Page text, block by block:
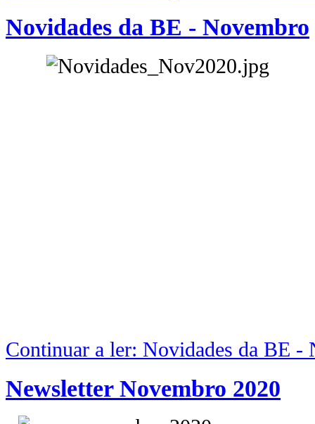
Novidades da BE - Novembro
Continuar a ler: Novidades da BE -
Newsletter Novembro 2020